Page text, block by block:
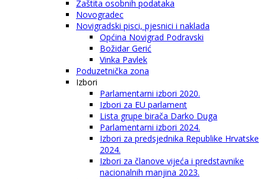
Zaštita osobnih podataka
Novogradec
Novigradski pisci, pjesnici i naklada
Općina Novigrad Podravski
Božidar Gerić
Vinka Pavlek
Poduzetnička zona
Izbori
Parlamentarni izbori 2020.
Izbori za EU parlament
Lista grupe birača Darko Duga
Parlamentarni izbori 2024.
Izbori za predsjednika Republike Hrvatske
2024.
Izbori za članove vijeća i predstavnike
nacionalnih manjina 2023.